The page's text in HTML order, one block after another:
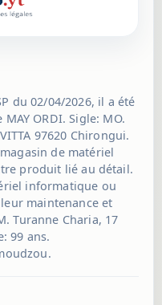
du 02/04/2026, il a été
ORDI. Sigle: MO.
97620 Chirongui.
de matériel
produit lié au détail.
informatique ou
maintenance et
Turanne Charia, 17
99 ans.